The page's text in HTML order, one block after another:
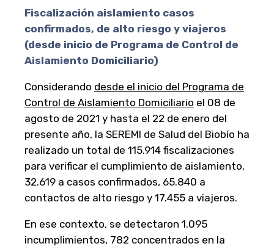
Fiscalización aislamiento casos
confirmados, de alto riesgo y viajeros
(desde inicio de Programa de Control de
Aislamiento Domiciliario)
Considerando desde el inicio del Programa de
Control de Aislamiento Domiciliario el 08 de
agosto de 2021 y hasta el 22 de enero del
presente año, la SEREMI de Salud del Biobío ha
realizado un total de 115.914 fiscalizaciones
para verificar el cumplimiento de aislamiento,
32.619 a casos confirmados, 65.840 a
contactos de alto riesgo y 17.455 a viajeros.
En ese contexto, se detectaron 1.095
incumplimientos, 782 concentrados en la